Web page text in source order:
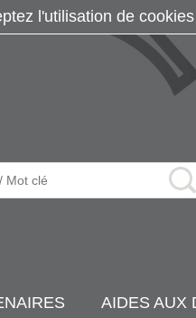
AIDES AUX
l'utilisation de